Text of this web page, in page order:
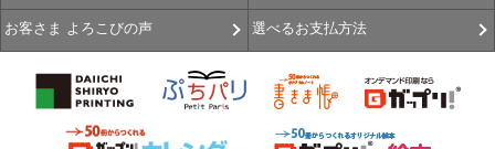
お客さま よろこびの声 選べるお支払方法